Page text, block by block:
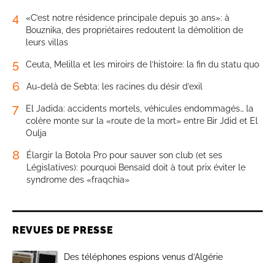
4
«C’est notre résidence principale depuis 30 ans»: à
Bouznika, des propriétaires redoutent la démolition de
leurs villas
5 Ceuta, Melilla et les miroirs de l’histoire: la fin du statu quo
6 Au-delà de Sebta: les racines du désir d’exil
7
El Jadida: accidents mortels, véhicules endommagés… la
colère monte sur la «route de la mort» entre Bir Jdid et El
Oulja
8
Élargir la Botola Pro pour sauver son club (et ses
Législatives): pourquoi Bensaïd doit à tout prix éviter le
syndrome des «fraqchia»
REVUES DE PRESSE
Des téléphones espions venus d’Algérie